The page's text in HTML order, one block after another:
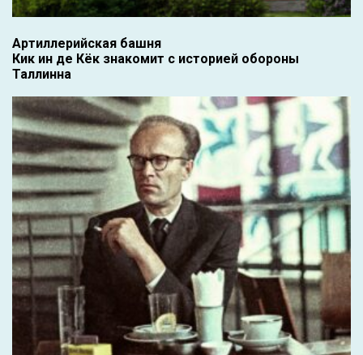
Артиллерийская башня
Кик ин де Кёк знакомит с историей обороны
Таллинна